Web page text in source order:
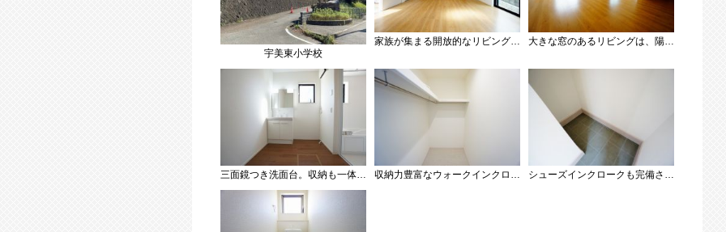
宇美東小学校
家族が集まる開放的なリビング。約19.5帖の大空間で毎日のお食事が楽しみです＾＾思い思いの時間を過ごしたり、家族みんなで食事をしたり、素敵な団らんの場になりますね。 大きな窓のあるリビングは、陽光あふれる明るい空間です。居心地良く、ご家族皆がゆったり寛げる憩いの空間となりそうです。
三面鏡つき洗面台。収納も一体型になっているので、ドライヤーやヘアアイロンの置き場に困りませんね。 収納力豊富なウォークインクローゼット付き。洋服や小物などを1箇所にまとめて美しい収納を実現します。 シューズインクロークも完備されており、玄関収納も問題ありません。